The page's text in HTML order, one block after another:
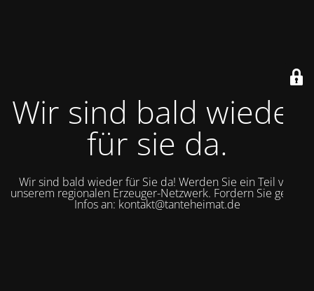
Wir sind bald wieder
für sie da.
Wir sind bald wieder für Sie da! Werden Sie ein Teil von
unserem regionalen Erzeuger-Netzwerk. Fordern Sie gerne
Infos an: kontakt@tanteheimat.de